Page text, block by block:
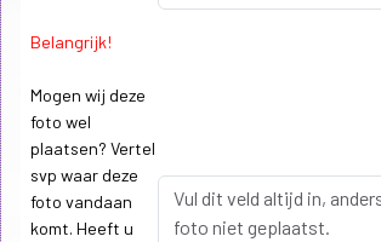
Belangrijk!
Mogen wij deze
foto wel
plaatsen? Vertel
svp waar deze
foto vandaan
komt. Heeft u